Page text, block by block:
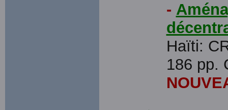
-
Haïti:
186 pp.